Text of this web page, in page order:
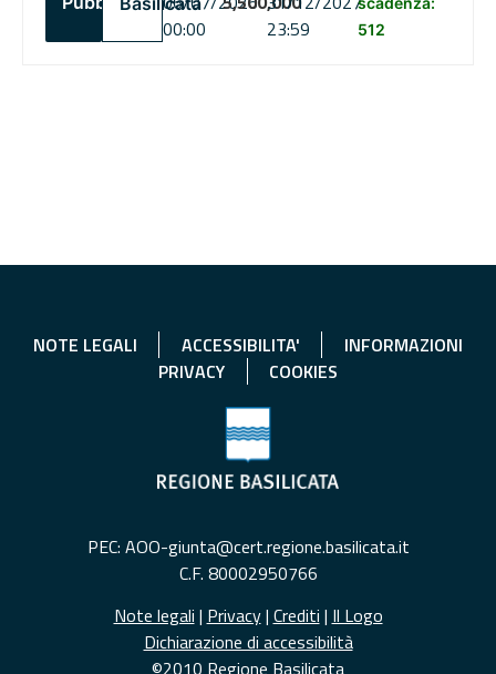
00:00
23:59
512
NOTE LEGALI ACCESSIBILITA'
INFORMAZIONI
PRIVACY
COOKIES
PEC: AOO-giunta@cert.regione.basilicata.it
C.F. 80002950766
Note legali | Privacy| Crediti | Il Logo
Dichiarazione di accessibilità
©2010 Regione Basilicata